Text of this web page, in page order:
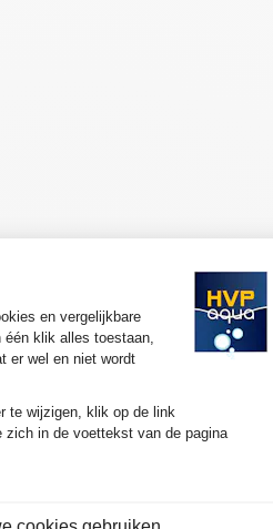
tot veel
basic set te kiezen.